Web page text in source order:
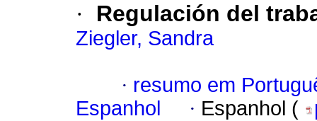
· Regulación del
Ziegler, Sandra
· resumo em
Espanhol
· Espanhol (